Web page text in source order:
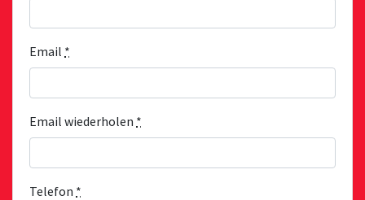
Email *
Email wiederholen *
Telefon *